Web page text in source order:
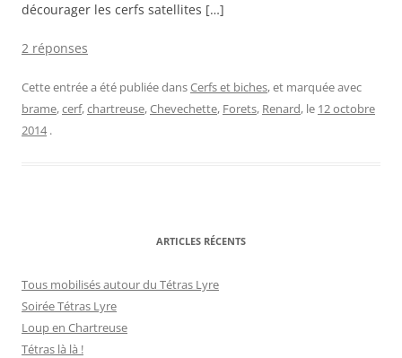
décourager les cerfs satellites […]
2 réponses
Cette entrée a été publiée dansCerfs et biches, et marquée avec
brame,cerf,chartreuse,Chevechette, Forets, Renard, le 12 octobre
2014 .
ARTICLES RÉCENTS
Tous mobilisés autour du Tétras Lyre
Soirée Tétras Lyre
Loup en Chartreuse
Tétras là là !